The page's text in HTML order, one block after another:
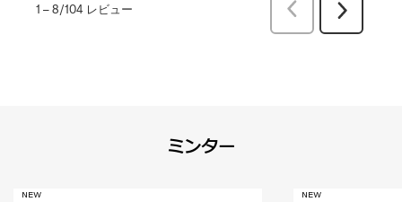
1 –8/104 レビュー
前
次
ミンター
NEW NEW